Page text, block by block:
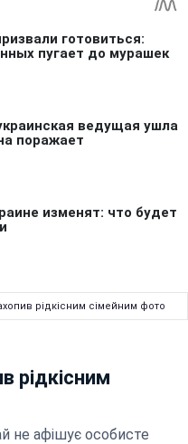
рідкісним сімейним фото
рідкісним
не афішує особисте